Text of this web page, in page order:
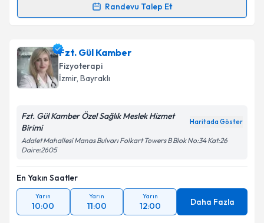
Randevu Talep Et
Randevu Takvimi Talebi
Fzt. Ümran Aksuiçin randevu takvimi talebi
oluşturun. Size bu uzmandan randevu almanız için bir
takvim hazırlandığında e-posta ile bilgilendireceğiz.
Metni'ni okudum ve kişisel verilerimin belirtilen
kapsamda işlenmesini kabul ediyorum.
Takvim Talebini Gönder
Fzt. Gül Kamber
Fizyoterapi
İzmir, Bayraklı
Fzt. Gül Kamber Özel Sağlık Meslek Hizmet
Birimi
Haritada Göster
Adalet Mahallesi Manas Bulvarı Folkart Towers B Blok No:34 Kat:26
Daire:2605
En Yakın Saatler
Yarın
10:00
Yarın
11:00
Yarın
12:00 Daha Fazla